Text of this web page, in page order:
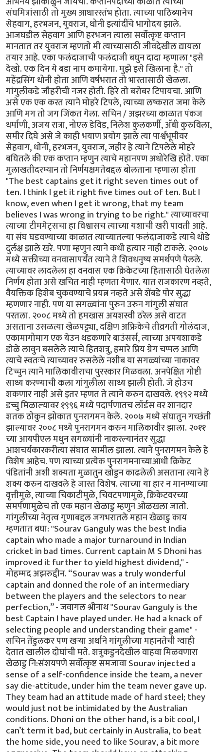
संघमित्रांसाठी तो मुख्य आधारस्तंभ होता. त्याच्या पाठिब्यानेच
सेहवाग, हरभजन, युवराज, धोनी इत्यांदींचे भागोदय झाले.
आजघडील सेहवाग आणि हरभजन त्याला सर्वोत्कृष्ट कप्तान
मानतात तर युवराज म्हणतो मी त्याच्यासाठी जीवदेखील द्यायला
तयार आहे. एका फलंदाजाची फलंदाजी बघुन दादा म्हणाला "इसे
देखो. एक दिन ये बडा नाम कमायेगा. मुझे इसे खिलाना है." तो
महेंद्रसिंग धोनी होता आणि वर्षभरात तो भारतासाठी खेळला.
गांगुलीकडे जौहरीची नजर होती. हिरे तो बरोबर टिपायचा. आणि
असे एक एक करत त्याने मोहरे टिपले, त्याच्या लष्करात जमा केले
आणि मग तो जग जिंकत गेला. सचिन / अझरच्या काळात पंकज
धर्माणी, अजय रात्रा, नोएल डेविड, निलेश कुलकर्णी, अ‍ॅबी कुरुविला,
समीर दिघे असे जे काही भयाण प्रयोग झाले त्या पार्श्वभूमीवर
सेहवाग, धोनी, हरभजन, युवराज, जहीर हे त्याने टिपलेले मोहरे
बघितले की एक कप्तान म्हणुन त्याचे महानपण अधोरेखि होते. एका
मुलाखतीदरम्यान तो निर्णयक्षमतेबद्दल बोलताना म्हणाला होता
"The best captains get it right seven times out of
ten. I think I get it right five times out of ten. But I
know, even when I get it wrong, that my team
believes I was wrong in trying to be right." त्याच्यावरचा
त्याच्या टीममेट्सचा हा विश्वासच त्याच्या यशाची खरी पावती आहे.
या संघ घडवण्याच्या काळात त्याच्यातल्या फलंदाजाकडे त्याचे थोडे
दुर्लक्ष झाले खरे. पणा म्हणुन त्याने कधी हत्यार नाही टाकले. २००७
मध्ये सक्तीच्या वनवासापर्यंत त्याने ते शिवधनुष्य समर्थपणे पेलले.
त्याच्यावर लादलेला हा वनवास एक क्रिकेटच्या हितासाठी घेतलेला
निर्णय होता असे खचित नाही म्हणता येणार. यात राजकारण नव्हते,
वैयक्तिक हिशेब चुकवण्याचे प्रयत्न नव्हते असे शेंबडे पोर सुद्धा
म्हणणार नाही. पण या सगळ्यांना पुरुन उरुन गांगुली संघात
परतला. २००८ मध्ये तो हमखास अयशस्वी ठरेल असे वाटत
असताना उसळत्या खेळपट्ट्या, दक्षिण अफ्रिकेचे तीव्रगती गोलंदाज,
एकामागोमाग एक येउन थडकणारे बाउंसर्स, त्याच्या अपयशाकडे
डोळे लावुन बसलेले त्याचे हितशत्रु, हमारे प्रिय ग्रेग चप्पल आणि
त्याचे स्वतःचे त्याच्यावर रुसलेले नशीब या सगळ्यांच्या नाकावर
टिच्चुन त्याने मालिकावीराचा पुरस्कार मिळवला. अनपेक्षित गोष्टी
साध्य करण्याची कला गांगुलीला साध्य झाली होती. जे होउच
शकणार नाही असे इतर म्हणत ते त्याने करुन दाखवले. १९९२ मध्ये
डच्चु मिळाल्यावर १९९६ मध्ये पदार्पणातच लॉर्डस वर शानदार
शतक ठोकुन झोकात पुनरागमन केले. २००७ मध्ये संघातुन गच्छंती
झाल्यावर २००८ मध्ये पुनरागमन करुन मालिकावीर झाला. २०११
च्या आयपीएल मधुन सगळ्यांनी नाकरल्यानंतर सुद्धा
आशचर्यकारकरीत्या संघात सामील झाला. त्याने पुनरागमन केले हे
विशेष आहेच. पण त्याच्या प्रत्येक पुनरागमनाच्याआधी क्रिकेट
पंडितांनी अशी शक्यता मुळातुन खोडुन काढलेली असताना त्याने हे
शक्य करुन दाखवले हे जास्त विशेष. त्याच्या या हार न मानण्याच्या
वृत्तीमुळे, त्याच्या चिकाटीमुळे, चिवटपणामुळे, क्रिकेटवरच्या
समर्पणामुळेच तो एक महान खेळाडु म्हणुन ओळखला जातो.
गांगुलीच्या नेतृत्व गुणाबद्दल जगभरातले महान खेळाडु काय
म्हणतात बघा: "Sourav Ganguly was the best India
captain who made a major turnaround in Indian
cricket in bad times. Current captain M S Dhoni has
improved it further to yield highest dividend," -
मोहम्मद अझरुद्दीन. “Sourav was a truly wonderful
captain and donned the role of an intermediary
between the players and the selectors to near
perfection,” - जवागल श्रीनाथ "Sourav Ganguly is the
best Captain I have played under. He had a knack of
selecting people and understanding their game" -
सचिन तेंडुलकर पण खर्‍या अर्थाने गांगुलीच्या महानतेची ग्वाही
देतात खालील दोघांची मते. शत्रुकडुनदेखील वाहवा मिळवणारा
खेळाडु नि:संशयपणे सर्वोत्कृष्ट समजावा Sourav injected a
sense of a self-confidence inside the team, a never
say die-attitude, under him the team never gave up.
They team had an attitude made of hard steel; they
would just not be intimidated by the Australian
conditions. Dhoni on the other hand, is a bit cool, I
can’t term it bad, but certainly in Australia, to beat
the home side, you need to like Sourav, a bit more